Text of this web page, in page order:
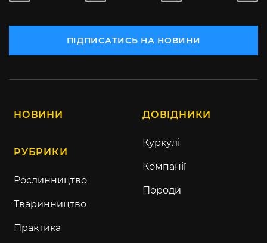
ПІДПИСАТИСЬ НА НОВИНИ
НОВИНИ
РУБРИКИ
Рослинництво
Тваринництво
Практика
ДОВІДНИКИ
Куркулі
Компанії
Породи